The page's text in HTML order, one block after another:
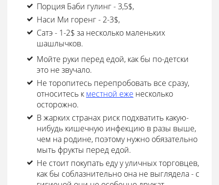
Порция Баби гулинг - 3,5$,
Наси Ми горенг - 2-3$,
Сатэ - 1-2$ за несколько маленьких
шашлычков.
Мойте руки перед едой, как бы по-детски
это не звучало.
Не торопитесь перепробовать все сразу,
относитесь к местной еже несколько
осторожно.
В жарких странах риск подхватить какую-
нибудь кишечную инфекцию в разы выше,
чем на родине, поэтому нужно обязательно
мыть фрукты перед едой.
Не стоит покупать еду у уличных торговцев,
как бы соблазнительно она не выглядела - с